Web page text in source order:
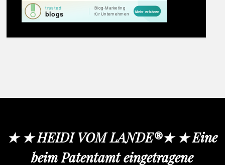
★ ★ HEIDI VOM LANDE®★ ★ Eine
beim Patentamt eingetragene